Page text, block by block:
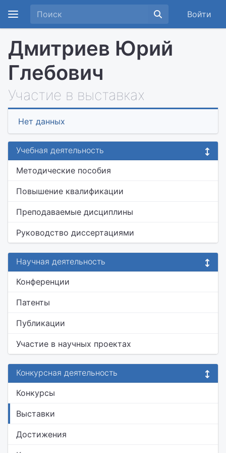
Войти
Дмитриев Юрий
Глебович
Участие в выставках
Нет данных
Учебная деятельность
Методические пособия
Повышение квалификации
Преподаваемые дисциплины
Руководство диссертациями
Научная деятельность
Конференции
Патенты
Публикации
Участие в научных проектах
Конкурсная деятельность
Конкурсы
Выставки
Достижения